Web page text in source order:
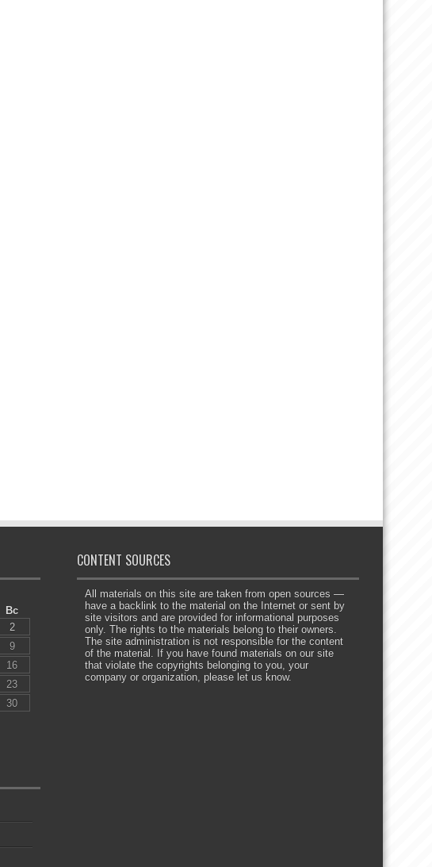
Вс
2
9
16
23
30
CONTENT SOURCES
All materials on this site are taken from open sources —
have a backlink to the material on the Internet or sent by
site visitors and are provided for informational purposes
only. The rights to the materials belong to their owners.
The site administration is not responsible for the content
of the material. If you have found materials on our site
that violate the copyrights belonging to you, your
company or organization, please let us know.